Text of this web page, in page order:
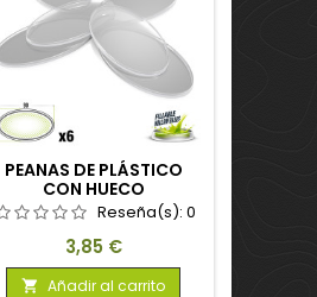
PEANAS DE PLÁSTICO
CON HUECO
TRANSPARENTE -
OVALADAS 90X52MM
Reseña(s): 0
Precio
3,85 €
 Añadir al carrito